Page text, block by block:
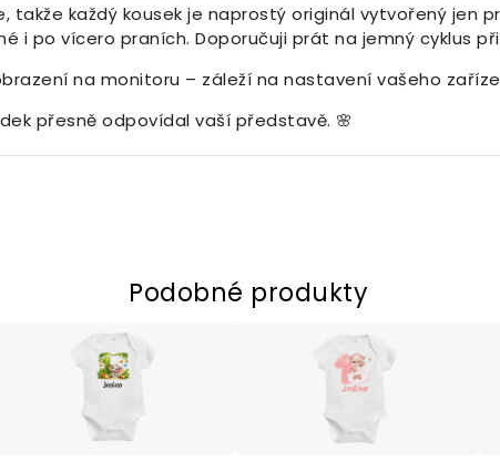
každý kousek je naprostý originál vytvořený jen
i po vícero praních. Doporučuji prát na jemný cyklus při
na monitoru – záleží na nastavení vašeho
přesně odpovídal vaší představě. 🌸
Podobné produkty